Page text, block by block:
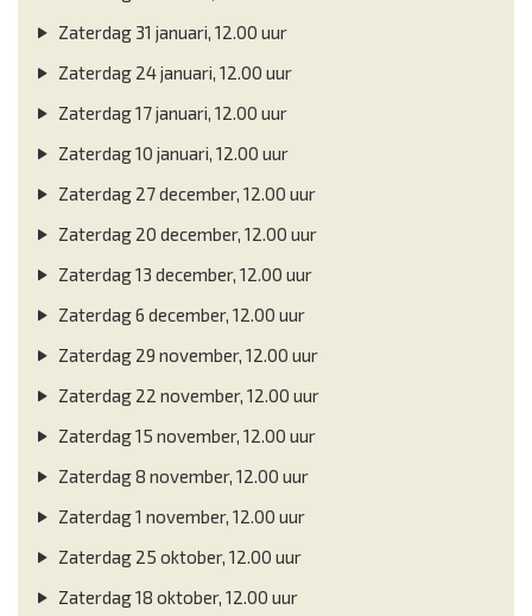
Zaterdag 31 januari, 12.00 uur
Zaterdag 24 januari, 12.00 uur
Zaterdag 17 januari, 12.00 uur
Zaterdag 10 januari, 12.00 uur
Zaterdag 27 december, 12.00 uur
Zaterdag 20 december, 12.00 uur
Zaterdag 13 december, 12.00 uur
Zaterdag 6 december, 12.00 uur
Zaterdag 29 november, 12.00 uur
Zaterdag 22 november, 12.00 uur
Zaterdag 15 november, 12.00 uur
Zaterdag 8 november, 12.00 uur
Zaterdag 1 november, 12.00 uur
Zaterdag 25 oktober, 12.00 uur
Zaterdag 18 oktober, 12.00 uur